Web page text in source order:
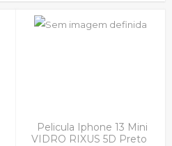
Pelicula Iphone 13 Mini
VIDRO RIXUS 5D Preto